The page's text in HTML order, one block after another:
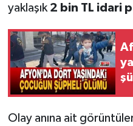
yaklaşık 2 bin TL idari
Olay anına ait